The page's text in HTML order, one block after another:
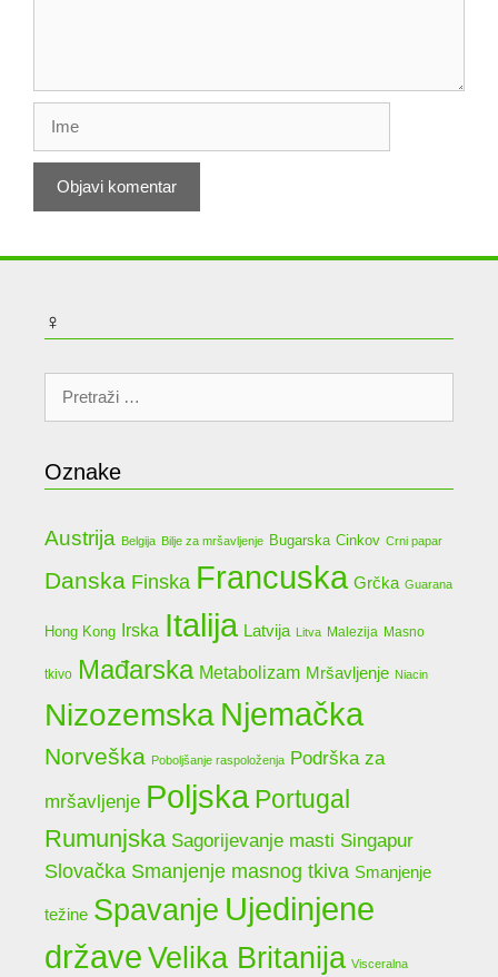
♀
Pretraži:
Oznake
Austrija Belgija Bilje za mršavljenje Bugarska Cinkov Crni papar
Danska Finska Francuska Grčka Guarana
Hong Kong Irska Italija Latvija Litva Malezija Masno
tkivo Mađarska Metabolizam Mršavljenje Niacin
Nizozemska Njemačka
Norveška Poboljšanje raspoloženja Podrška za
mršavljenje Poljska Portugal
Rumunjska Sagorijevanje masti Singapur
Slovačka Smanjenje masnog tkiva Smanjenje
težine Spavanje Ujedinjene
državeVelika Britanija Visceralna